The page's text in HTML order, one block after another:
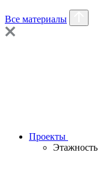
Все материалы
Проекты
Этажность